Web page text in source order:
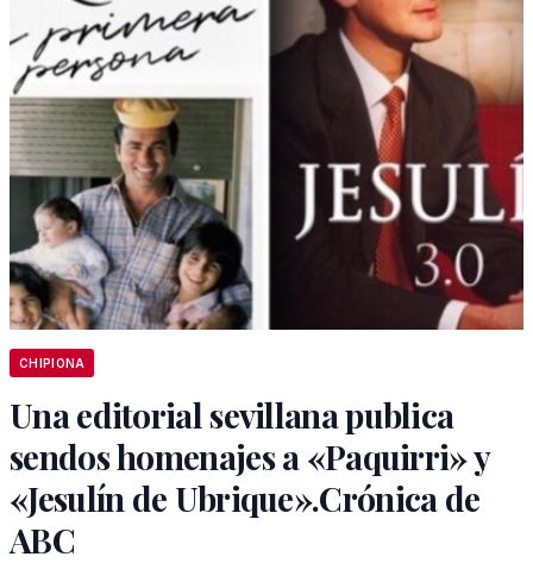
CHIPIONA
Una editorial sevillana publica
sendos homenajes a «Paquirri» y
«Jesulín de Ubrique».Crónica de
ABC